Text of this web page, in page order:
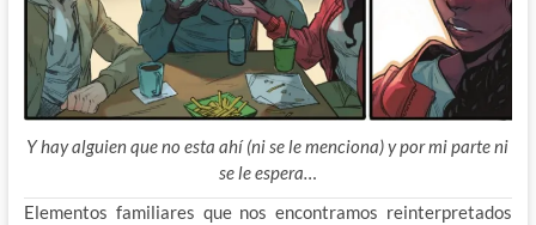
Y hay alguien que no esta ahí (ni se le menciona) y por mi parte ni
se le espera…
Elementos familiares que nos encontramos reinterpretados